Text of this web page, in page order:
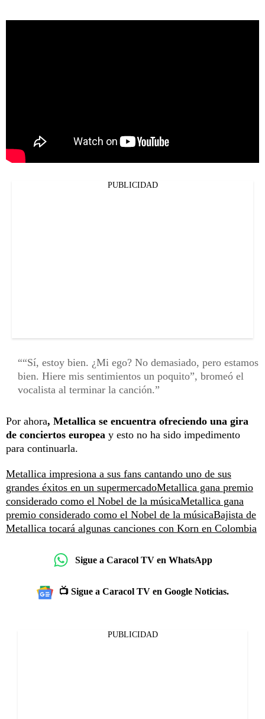
PUBLICIDAD
“Sí, estoy bien. ¿Mi ego? No demasiado, pero estamos
bien. Hiere mis sentimientos un poquito”, bromeó el
vocalista al terminar la canción.
Por ahora, Metallica se encuentra ofreciendo una gira
de conciertos europea y esto no ha sido impedimento
para continuarla.
Metallica impresiona a sus fans cantando uno de sus
grandes éxitos en un supermercadoMetallica gana premio
considerado como el Nobel de la músicaMetallica gana
premio considerado como el Nobel de la músicaBajista de
Metallica tocará algunas canciones con Korn en Colombia
Sigue a Caracol TV en WhatsApp
📺 Sigue a Caracol TV en Google Noticias.
PUBLICIDAD